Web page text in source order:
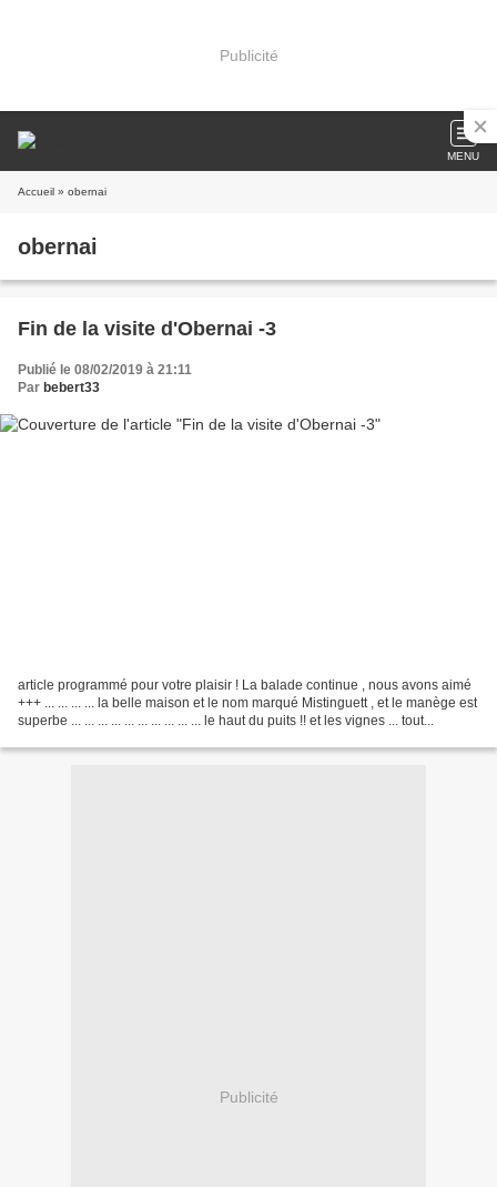
Publicité
MENU
Accueil » obernai
obernai
Fin de la visite d'Obernai -3
Publié le 08/02/2019 à 21:11
Par bebert33
article programmé pour votre plaisir ! La balade continue , nous avons aimé
+++ ... ... ... ... la belle maison et le nom marqué Mistinguett , et le manège est
superbe ... ... ... ... ... ... ... ... ... ... le haut du puits !! et les vignes ... tout...
Publicité